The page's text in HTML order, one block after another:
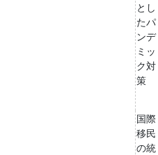
とし
たパ
ンデ
ミッ
ク対
策
国際
移民
の統